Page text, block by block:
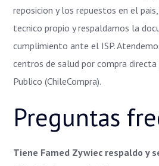
reposicion y los repuestos en el
tecnico propio y respaldamos la
cumplimiento ante el ISP.
centros de salud por compra
Publico (ChileCompra).
Preguntas
Tiene Famed Zywiec respaldo y